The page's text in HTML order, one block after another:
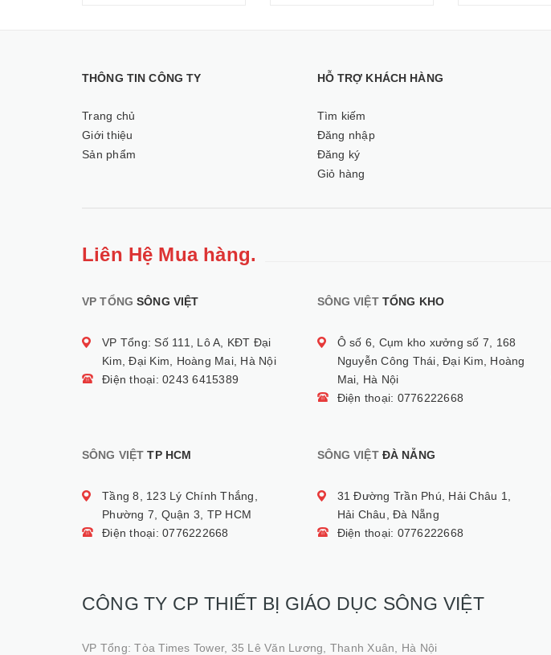
THÔNG TIN CÔNG TY
Trang chủ
Giới thiệu
Sản phẩm
HỖ TRỢ KHÁCH HÀNG
Tìm kiếm
Đăng nhập
Đăng ký
Giỏ hàng
Liên Hệ Mua hàng.
VP TỔNGSÔNG VIỆT
VP Tổng: Số 111, Lô A, KĐT Đại
Kim, Đại Kim, Hoàng Mai, Hà Nội
Điện thoại: 0243 6415389
SÔNG VIỆTTỔNG KHO
Ô số 6, Cụm kho xưởng số 7, 168
Nguyễn Công Thái, Đại Kim, Hoàng
Mai, Hà Nội
Điện thoại: 0776222668
SÔNG VIỆT TP HCM
Tầng 8, 123 Lý Chính Thắng,
Phường 7, Quận 3, TP HCM
Điện thoại: 0776222668
SÔNG VIỆTĐÀ NẴNG
31 Đường Trần Phú, Hải Châu 1,
Hải Châu, Đà Nẵng
Điện thoại: 0776222668
CÔNG TY CP THIẾT BỊ GIÁO DỤC SÔNG VIỆT
VP Tổng: Tòa Times Tower, 35 Lê Văn Lương, Thanh Xuân, Hà Nội